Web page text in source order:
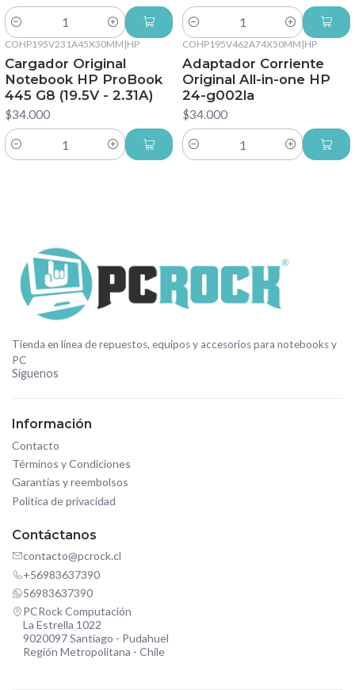
Cantidad Cantidad
COHP195V231A45X30MM |HP
Cargador Original
Notebook HP ProBook
445 G8 (19.5V - 2.31A)
$34.000
Cantidad
COHP195V462A74X50MM |HP
Adaptador Corriente
Original All-in-one HP
24-g002la
$34.000
Cantidad
Tienda en línea de repuestos, equipos y accesorios para notebooks y
PC
Síguenos
Información
Contacto
Términos y Condiciones
Garantías y reembolsos
Política de privacidad
Contáctanos
contacto@pcrock.cl
+56983637390
56983637390
PCRock Computación
La Estrella 1022
9020097 Santiago - Pudahuel
Región Metropolitana - Chile